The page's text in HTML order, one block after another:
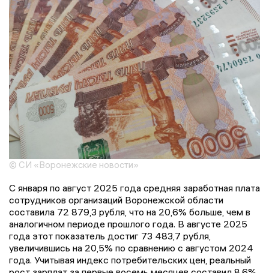
© СИ «Воронежские новости»
С января по август 2025 года средняя заработная плата
сотрудников организаций Воронежской области
составила 72 879,3 рубля, что на 20,6% больше, чем в
аналогичном периоде прошлого года. В августе 2025
года этот показатель достиг 73 483,7 рубля,
увеличившись на 20,5% по сравнению с августом 2024
года. Учитывая индекс потребительских цен, реальный